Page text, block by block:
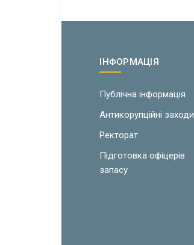
ІНФОРМАЦІЯ
Публічна інформація
Антикорупційні заходи
Ректорат
Підготовка офіцерів
запасу